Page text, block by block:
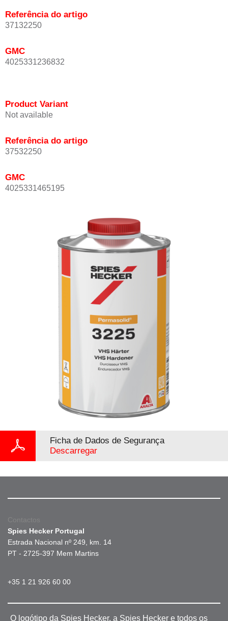
Referência do artigo
37132250
GMC
4025331236832
Product Variant
Not available
Referência do artigo
37532250
GMC
4025331465195
Ficha de Dados de Segurança
Descarregar
Contactos
Spies Hecker Portugal
Estrada Nacional nº 249, km. 14
PT - 2725-397 Mem Martins
+35 1 21 926 60 00
O logótipo da Spies Hecker, a Spies Hecker e todos os